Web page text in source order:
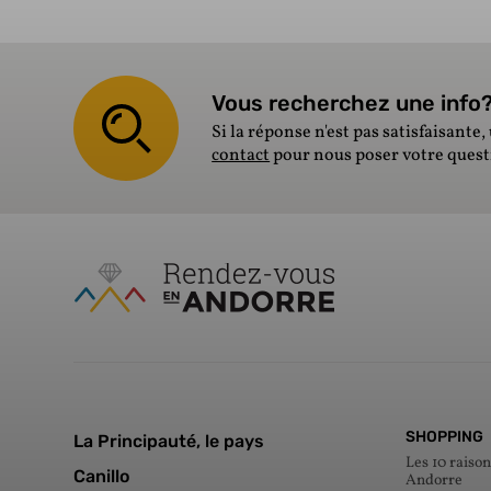
Vous recherchez une
Si la réponse n'est pas
contactpour nous poser votre
La Principauté, le pays
Canillo
SHOPPING
Les 10
Andorre